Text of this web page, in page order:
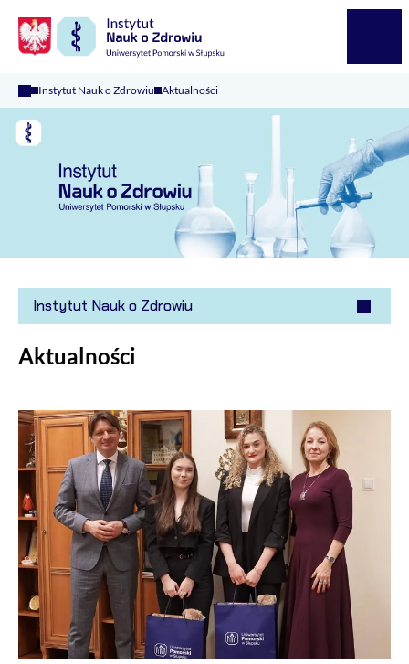
Instytut Nauk o Zdrowiu Aktualności
Instytut Nauk o Zdrowiu
Aktualności
Sukces studentek pielęgniarstwa z Instytutu Nauk o Zdrowiu.